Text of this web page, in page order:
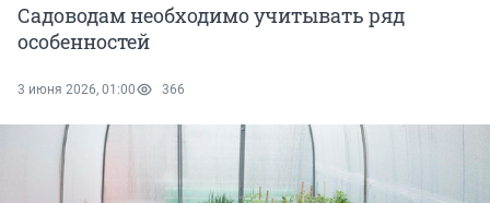
Садоводам необходимо учитывать ряд
особенностей
3 июня 2026, 01:00 366